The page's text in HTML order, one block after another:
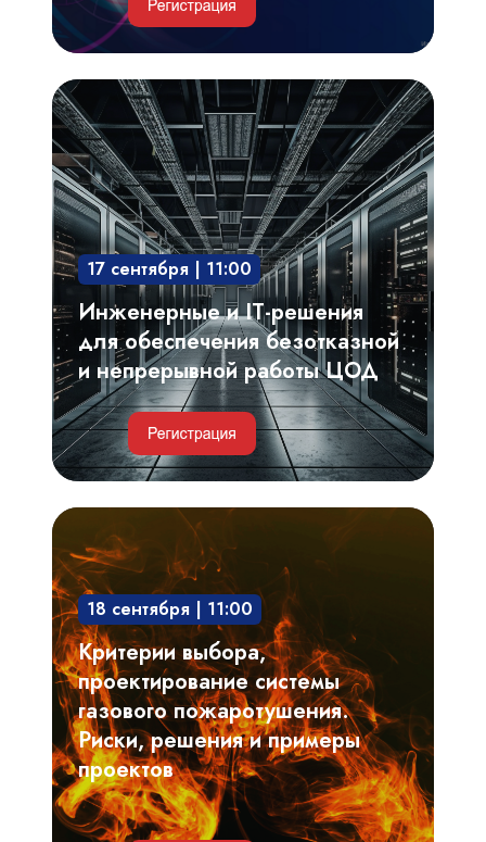
Инженерные
и
IT-
решения
для
обеспечения
безотказной
и
непрерывной
работы
ЦОД
17 сентября | 11:00
Инженерные и IT-решения
для обеспечения безотказной
и непрерывной работы ЦОД
Критерии
выбора,
проектирование
системы
газового
пожаротушения.
Риски,
решения
и
примеры
проектов
18 сентября | 11:00
Критерии выбора,
проектирование системы
газового пожаротушения.
Риски, решения и примеры
проектов